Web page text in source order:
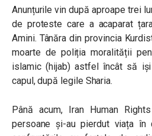
Anunțurile vin după aproape trei
de proteste care a acaparat
Amini. Tânăra din provincia
moarte de poliția moralității
islamic (hijab) astfel încât să
capul, după legile Sharia.
Până acum, Iran Human
persoane și-au pierdut viața în